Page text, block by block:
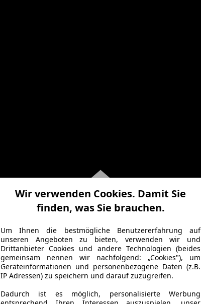
Wir verwenden Cookies. Damit Sie
finden, was Sie brauchen.
Um Ihnen die bestmögliche Benutzererfahrung auf
unseren Angeboten zu bieten, verwenden wir und
Drittanbieter Cookies und andere Technologien (beides
gemeinsam nennen wir nachfolgend: „Cookies"), um
Geräteinformationen und personenbezogene Daten (z.B.
IP Adressen) zu speichern und darauf zuzugreifen.
Dadurch ist es möglich, personalisierte Werbung